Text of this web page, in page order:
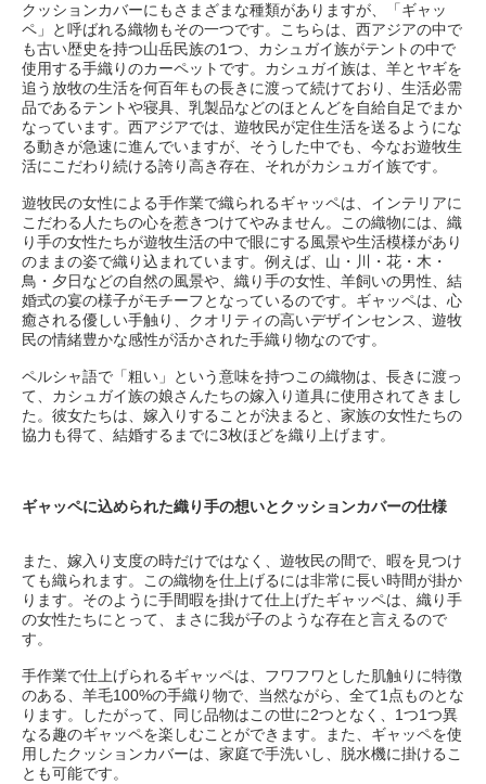
クッションカバーにもさまざまな種類がありますが、「ギャッ
ペ」と呼ばれる織物もその一つです。こちらは、西アジアの中で
も古い歴史を持つ山岳民族の1つ、カシュガイ族がテントの中で
使用する手織りのカーペットです。カシュガイ族は、羊とヤギを
追う放牧の生活を何百年もの長きに渡って続けており、生活必需
品であるテントや寝具、乳製品などのほとんどを自給自足でまか
なっています。西アジアでは、遊牧民が定住生活を送るようにな
る動きが急速に進んでいますが、そうした中でも、今なお遊牧生
活にこだわり続ける誇り高き存在、それがカシュガイ族です。
遊牧民の女性による手作業で織られるギャッペは、インテリアに
こだわる人たちの心を惹きつけてやみません。この織物には、織
り手の女性たちが遊牧生活の中で眼にする風景や生活模様があり
のままの姿で織り込まれています。例えば、山・川・花・木・
鳥・夕日などの自然の風景や、織り手の女性、羊飼いの男性、結
婚式の宴の様子がモチーフとなっているのです。ギャッペは、心
癒される優しい手触り、クオリティの高いデザインセンス、遊牧
民の情緒豊かな感性が活かされた手織り物なのです。
ペルシャ語で「粗い」という意味を持つこの織物は、長きに渡っ
て、カシュガイ族の娘さんたちの嫁入り道具に使用されてきまし
た。彼女たちは、嫁入りすることが決まると、家族の女性たちの
協力も得て、結婚するまでに3枚ほどを織り上げます。
ギャッペに込められた織り手の想いとクッションカバーの仕様
また、嫁入り支度の時だけではなく、遊牧民の間で、暇を見つけ
ても織られます。この織物を仕上げるには非常に長い時間が掛か
ります。そのように手間暇を掛けて仕上げたギャッペは、織り手
の女性たちにとって、まさに我が子のような存在と言えるので
す。
手作業で仕上げられるギャッペは、フワフワとした肌触りに特徴
のある、羊毛100%の手織り物で、当然ながら、全て1点ものとな
ります。したがって、同じ品物はこの世に2つとなく、1つ1つ異
なる趣のギャッペを楽しむことができます。また、ギャッペを使
用したクッションカバーは、家庭で手洗いし、脱水機に掛けるこ
とも可能です。